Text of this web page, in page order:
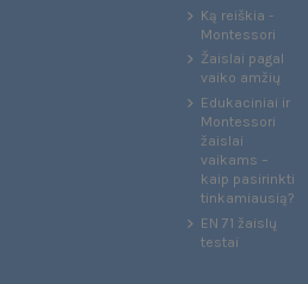
Ką reiškia -
Montessori
Žaislai pagal
vaiko amžių
Edukaciniai ir
Montessori
žaislai
vaikams –
kaip pasirinkti
tinkamiausią?
EN 71 žaislų
testai